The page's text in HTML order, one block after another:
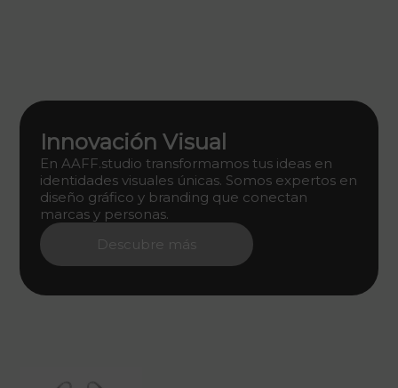
Innovación Visual
En AAFF.studio transformamos tus ideas en
identidades visuales únicas. Somos expertos en
diseño gráfico y branding que conectan
marcas y personas.
Descubre más